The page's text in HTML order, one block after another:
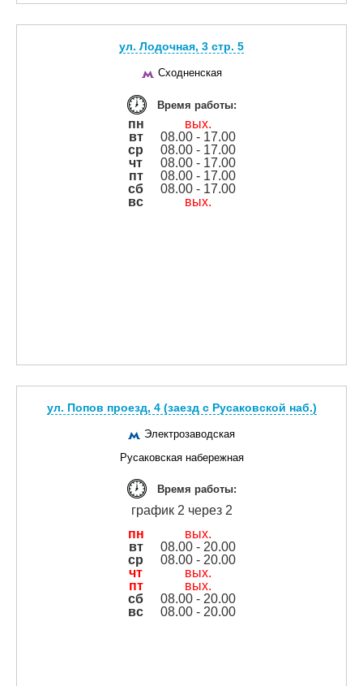
ул. Лодочная, 3 cтр. 5
Сходненская
Время работы:
пн
вых.
вт
08.00 - 17.00
ср
08.00 - 17.00
чт
08.00 - 17.00
пт
08.00 - 17.00
сб
08.00 - 17.00
вс
вых.
ул. Попов проезд, 4 (заезд с Русаковской наб.)
Электрозаводская
Русаковская набережная
Время работы:
график 2 через 2
пн
вых.
вт
08.00 - 20.00
ср
08.00 - 20.00
чт
вых.
пт
вых.
сб
08.00 - 20.00
вс
08.00 - 20.00